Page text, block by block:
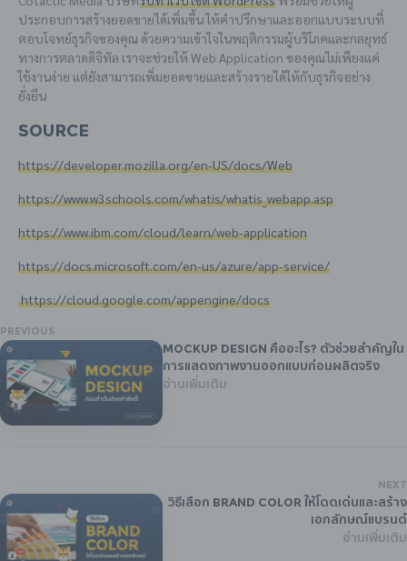
ประกอบการสร้างยอดขายได้เพิ่มขึ้น ให้คำปรึกษาและออกแบบระบบที่
ตอบโจทย์ธุรกิจของคุณ ด้วยความเข้าใจในพฤติกรรมผู้บริโภคและกลยุทธ์
ทางการตลาดดิจิทัล เราจะช่วยให้ Web Application ของคุณไม่เพียงแค่
ใช้งานง่าย แต่ยังสามารถเพิ่มยอดขายและสร้างรายได้ให้กับธุรกิจอย่าง
ยั่งยืน
Source
https://developer.mozilla.org/en-US/docs/Web
https://www.w3schools.com/whatis/whatis_webapp.asp
https://www.ibm.com/cloud/learn/web-application
https://docs.microsoft.com/en-us/azure/app-service/
https://cloud.google.com/appengine/docs
PREVIOUS
Mockup Design คืออะไร? ตัวช่วยสำคัญใน
การแสดงภาพงานออกแบบก่อนผลิตจริง
อ่านเพิ่มเติม
NEXT
วิธีเลือก Brand Color ให้โดดเด่นและสร้าง
เอกลักษณ์แบรนด์
อ่านเพิ่มเติม